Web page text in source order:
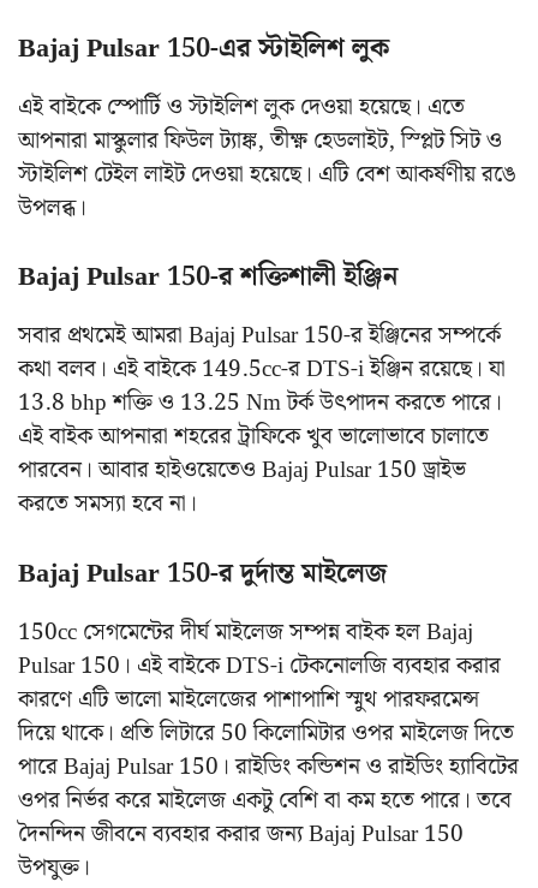
Bajaj Pulsar 150-এর স্টাইলিশ লুক
এই বাইকে স্পোর্টি ও স্টাইলিশ লুক দেওয়া হয়েছে। এতে
আপনারা মাস্কুলার ফিউল ট্যাঙ্ক, তীক্ষ্ণ হেডলাইট, স্প্লিট সিট ও
স্টাইলিশ টেইল লাইট দেওয়া হয়েছে। এটি বেশ আকর্ষণীয় রঙে
উপলব্ধ।
Bajaj Pulsar 150-র শক্তিশালী ইঞ্জিন
সবার প্রথমেই আমরা Bajaj Pulsar 150-র ইঞ্জিনের সম্পর্কে
কথা বলব। এই বাইকে 149.5cc-র DTS-i ইঞ্জিন রয়েছে। যা
13.8 bhp শক্তি ও 13.25 Nm টর্ক উৎপাদন করতে পারে।
এই বাইক আপনারা শহরের ট্রাফিকে খুব ভালোভাবে চালাতে
পারবেন। আবার হাইওয়েতেও Bajaj Pulsar 150 ড্রাইভ
করতে সমস্যা হবে না।
Bajaj Pulsar 150-র দুর্দান্ত মাইলেজ
150cc সেগমেন্টের দীর্ঘ মাইলেজ সম্পন্ন বাইক হল Bajaj
Pulsar 150। এই বাইকে DTS-i টেকনোলজি ব্যবহার করার
কারণে এটি ভালো মাইলেজের পাশাপাশি স্মুথ পারফরমেন্স
দিয়ে থাকে। প্রতি লিটারে 50 কিলোমিটার ওপর মাইলেজ দিতে
পারে Bajaj Pulsar 150। রাইডিং কন্ডিশন ও রাইডিং হ্যাবিটের
ওপর নির্ভর করে মাইলেজ একটু বেশি বা কম হতে পারে। তবে
দৈনন্দিন জীবনে ব্যবহার করার জন্য Bajaj Pulsar 150
উপযুক্ত।